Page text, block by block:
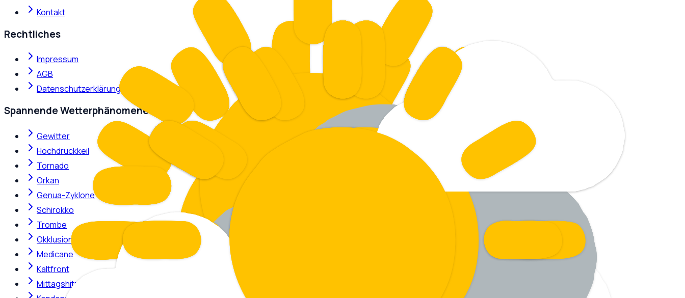
Kontakt
Rechtliches
Impressum
AGB
Datenschutzerklärung
Spannende Wetterphänomene
Gewitter
Hochdruckkeil
Tornado
Orkan
Genua-Zyklone
Schirokko
Trombe
Okklusion
Medicane
Kaltfront
Mittagshitze